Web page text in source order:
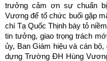
trưởng cảm ơn sự chuẩn
Vương để tổ chức buổi gặp
chí Tạ Quốc Thịnh bày tỏ
tin tưởng, giao trọng trách
ủy, Ban Giám hiệu và cán
dựng Trường ĐH Hùng